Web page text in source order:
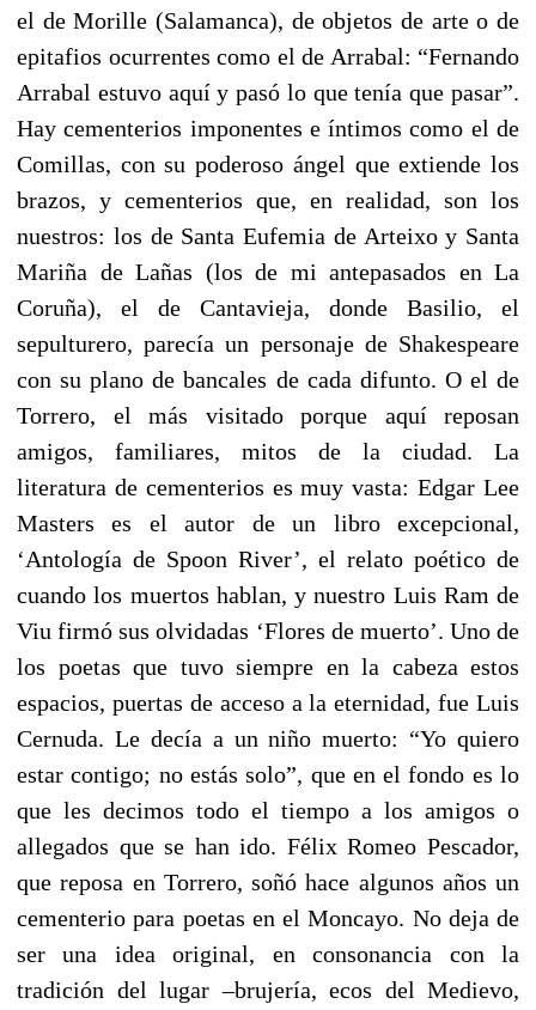
el de Morille (Salamanca), de objetos de arte o de
epitafios ocurrentes como el de Arrabal: “Fernando
Arrabal estuvo aquí y pasó lo que tenía que pasar”.
Hay cementerios imponentes e íntimos como el de
Comillas, con su poderoso ángel que extiende los
brazos, y cementerios que, en realidad, son los
nuestros: los de Santa Eufemia de Arteixo y Santa
Mariña de Lañas (los de mi antepasados en La
Coruña), el de Cantavieja, donde Basilio, el
sepulturero, parecía un personaje de Shakespeare
con su plano de bancales de cada difunto. O el de
Torrero, el más visitado porque aquí reposan
amigos, familiares, mitos de la ciudad. La
literatura de cementerios es muy vasta: Edgar Lee
Masters es el autor de un libro excepcional,
‘Antología de Spoon River’, el relato poético de
cuando los muertos hablan, y nuestro Luis Ram de
Viu firmó sus olvidadas ‘Flores de muerto’. Uno de
los poetas que tuvo siempre en la cabeza estos
espacios, puertas de acceso a la eternidad, fue Luis
Cernuda. Le decía a un niño muerto: “Yo quiero
estar contigo; no estás solo”, que en el fondo es lo
que les decimos todo el tiempo a los amigos o
allegados que se han ido. Félix Romeo Pescador,
que reposa en Torrero, soñó hace algunos años un
cementerio para poetas en el Moncayo. No deja de
ser una idea original, en consonancia con la
tradición del lugar –brujería, ecos del Medievo,